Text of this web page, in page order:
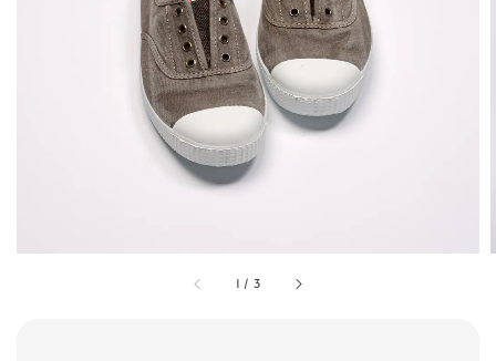
1 / 3